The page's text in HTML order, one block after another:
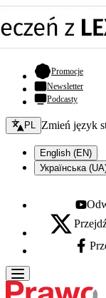
Promocje-
Newsletter
Podcasty
Zmień język - bieżący:
PL Zmień język
English (EN)
Українська
Youtube
X - otwiera się